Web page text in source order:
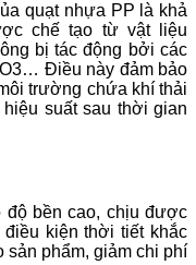
quạt nhựa PP là khả
chế tạo từ vật liệu
bị tác động bởi các
Điều này đảm bảo
trường chứa khí thải
suất sau thời gian
độ bền cao, chịu được
kiện thời tiết khắc
phẩm, giảm chi phí